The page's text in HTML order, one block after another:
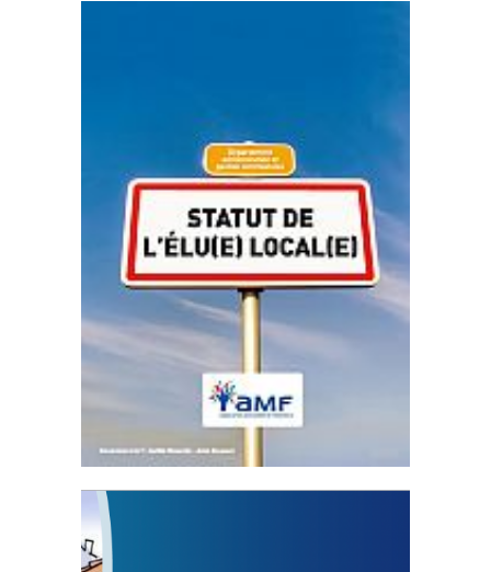
Statut de l’élu local
3 avril 2024
Mise à jour avril 2024